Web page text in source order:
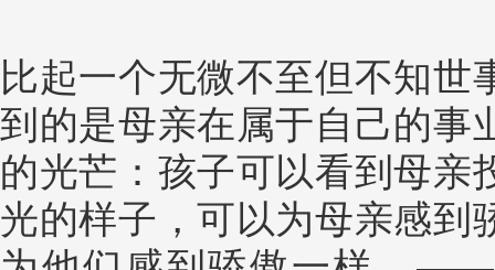
比起一个无微不至但不知世
到的是母亲在属于自己的事
的光芒：孩子可以看到母亲
光的样子，可以为母亲感到